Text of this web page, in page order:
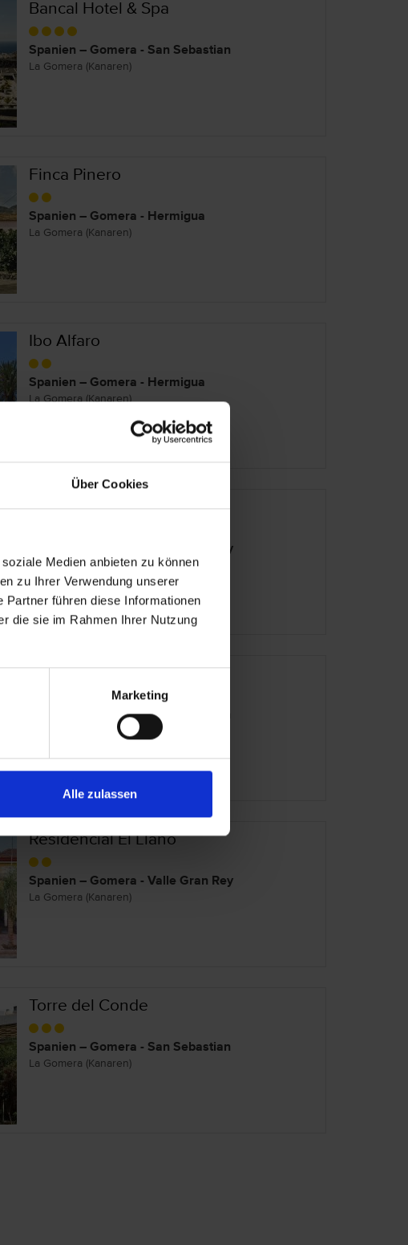
Über Cookies
Medien anbieten zu können
zu Ihrer Verwendung unserer
führen diese Informationen
die sie im Rahmen Ihrer Nutzung
Marketing
Alle zulassen
Bancal Hotel & Spa
Spanien – Gomera - San Sebastian
La Gomera (Kanaren)
Finca Pinero
Spanien – Gomera - Hermigua
La Gomera (Kanaren)
Ibo Alfaro
Spanien – Gomera - Hermigua
La Gomera (Kanaren)
Jardin del Conde
Spanien – Gomera - Valle Gran Rey
La Gomera (Kanaren)
Spanien – Gomera - San Sebastian
La Gomera (Kanaren)
Residencial El Llano
Spanien – Gomera - Valle Gran Rey
La Gomera (Kanaren)
Torre del Conde
Spanien – Gomera - San Sebastian
La Gomera (Kanaren)